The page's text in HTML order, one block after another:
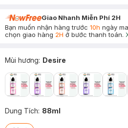
Giao Nhanh Miễn Phí 2H
Bạn muốn nhận hàng trước 10h ngày
chọn giao hàng 2H ở bước thanh toán.
Mùi hương: Desire
Dung Tích: 88ml